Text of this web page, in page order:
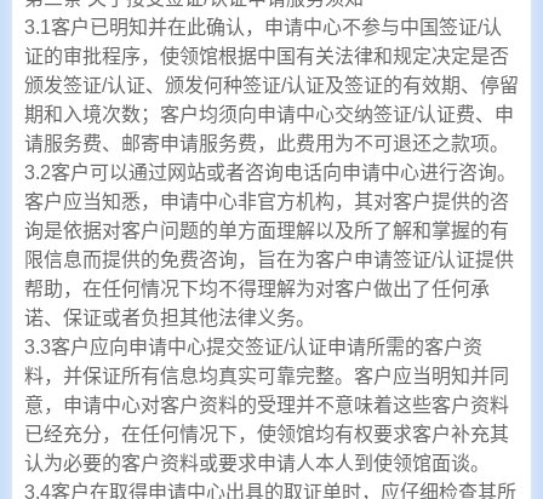
3.1客户已明知并在此确认，申请中心不参与中国签证/认
证的审批程序，使领馆根据中国有关法律和规定决定是否
颁发签证/认证、颁发何种签证/认证及签证的有效期、停留
期和入境次数；客户均须向申请中心交纳签证/认证费、申
请服务费、邮寄申请服务费，此费用为不可退还之款项。
3.2客户可以通过网站或者咨询电话向申请中心进行咨询。
客户应当知悉，申请中心非官方机构，其对客户提供的咨
询是依据对客户问题的单方面理解以及所了解和掌握的有
限信息而提供的免费咨询，旨在为客户申请签证/认证提供
帮助，在任何情况下均不得理解为对客户做出了任何承
诺、保证或者负担其他法律义务。
3.3客户应向申请中心提交签证/认证申请所需的客户资
料，并保证所有信息均真实可靠完整。客户应当明知并同
意，申请中心对客户资料的受理并不意味着这些客户资料
已经充分，在任何情况下，使领馆均有权要求客户补充其
认为必要的客户资料或要求申请人本人到使领馆面谈。
3.4客户在取得申请中心出具的取证单时，应仔细检查其所